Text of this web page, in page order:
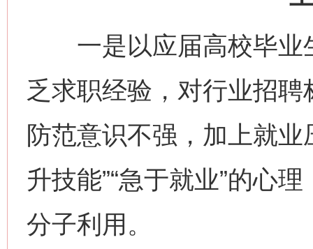
一是以应届高校毕业
乏求职经验，对行业招
防范意识不强，加上就
升技能”“急于就业”的心
分子利用。